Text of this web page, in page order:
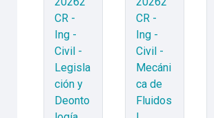
CR -
Ing -
Civil -
Legisla
ción y
Deonto
CR -
Ing -
Civil -
Mecáni
ca de
Fluidos